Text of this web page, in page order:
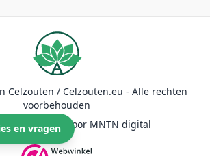
en vragen
Celzouten / Celzouten.eu - Alle rechten
voorbehouden
ontwikkeld door MNTN digital